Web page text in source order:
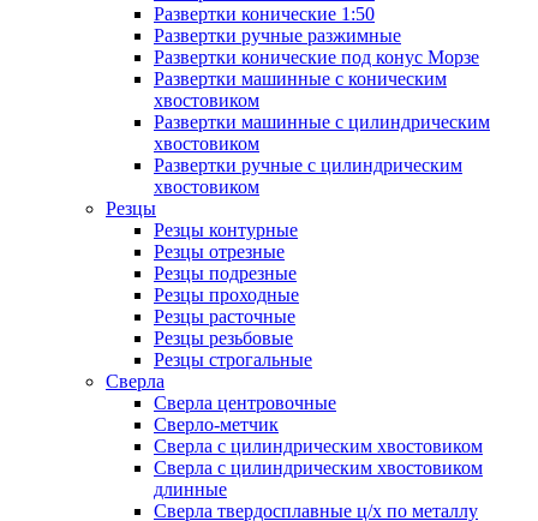
Развертки конические 1:50
Развертки ручные разжимные
Развертки конические под конус Морзе
Развертки машинные с коническим
хвостовиком
Развертки машинные с цилиндрическим
хвостовиком
Развертки ручные с цилиндрическим
хвостовиком
Резцы
Резцы контурные
Резцы отрезные
Резцы подрезные
Резцы проходные
Резцы расточные
Резцы резьбовые
Резцы строгальные
Сверла
Сверла центровочные
Сверло-метчик
Сверла с цилиндрическим хвостовиком
Сверла с цилиндрическим хвостовиком
длинные
Сверла твердосплавные ц/х по металлу